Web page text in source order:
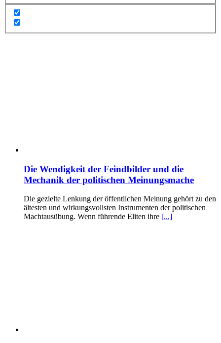
Die Wendigkeit der Feindbilder und die
Mechanik der politischen Meinungsmache
Die gezielte Lenkung der öffentlichen Meinung gehört zu den
ältesten und wirkungsvollsten Instrumenten der politischen
Machtausübung. Wenn führende Eliten ihre [...]